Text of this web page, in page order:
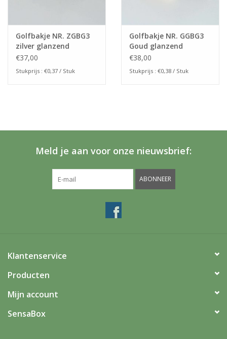
Golfbakje NR. ZGBG3
zilver glanzend
(100stuks)
€37,00
Stukprijs : €0,37 / Stuk
Golfbakje NR. GGBG3
Goud glanzend
(100stuks)
€38,00
Stukprijs : €0,38 / Stuk
Meld je aan voor onze nieuwsbrief:
ABONNEER
Klantenservice
Producten
Mijn account
SensaBox